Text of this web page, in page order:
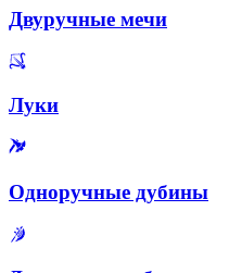
Двуручные мечи
Луки
Одноручные дубины